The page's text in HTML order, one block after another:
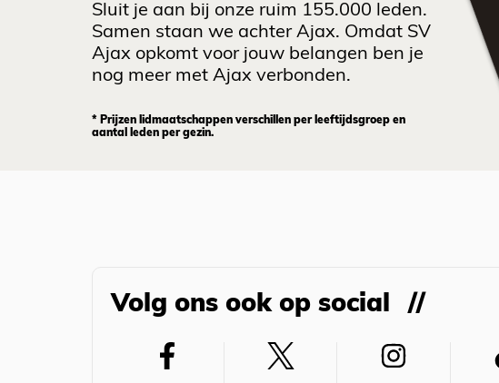
Sluit je aan bij onze ruim 155.000 leden.
Samen staan we achter Ajax. Omdat SV
Ajax opkomt voor jouw belangen ben je
nog meer met Ajax verbonden.
* Prijzen lidmaatschappen verschillen per leeftijdsgroep en
aantal leden per gezin.
Volg ons ook op social